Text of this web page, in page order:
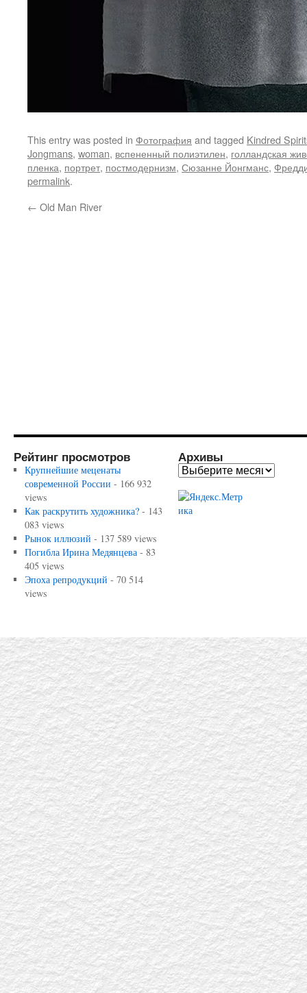
This entry was posted in Фотография and tagged Kindred
Jongmans, woman, вспененный полиэтилен, голландская
пленка, портрет, постмодернизм, Сюзанне Йонгманс,
permalink.
← Old Man River
Рейтинг просмотров
Крупнейшие меценаты
современной России - 166 932
views
Как раскрутить художника?- 143
083 views
Рынок иллюзий - 137 589 views
Погибла Ирина Медянцева- 83
405 views
Эпоха репродукций - 70 514
views
Архивы